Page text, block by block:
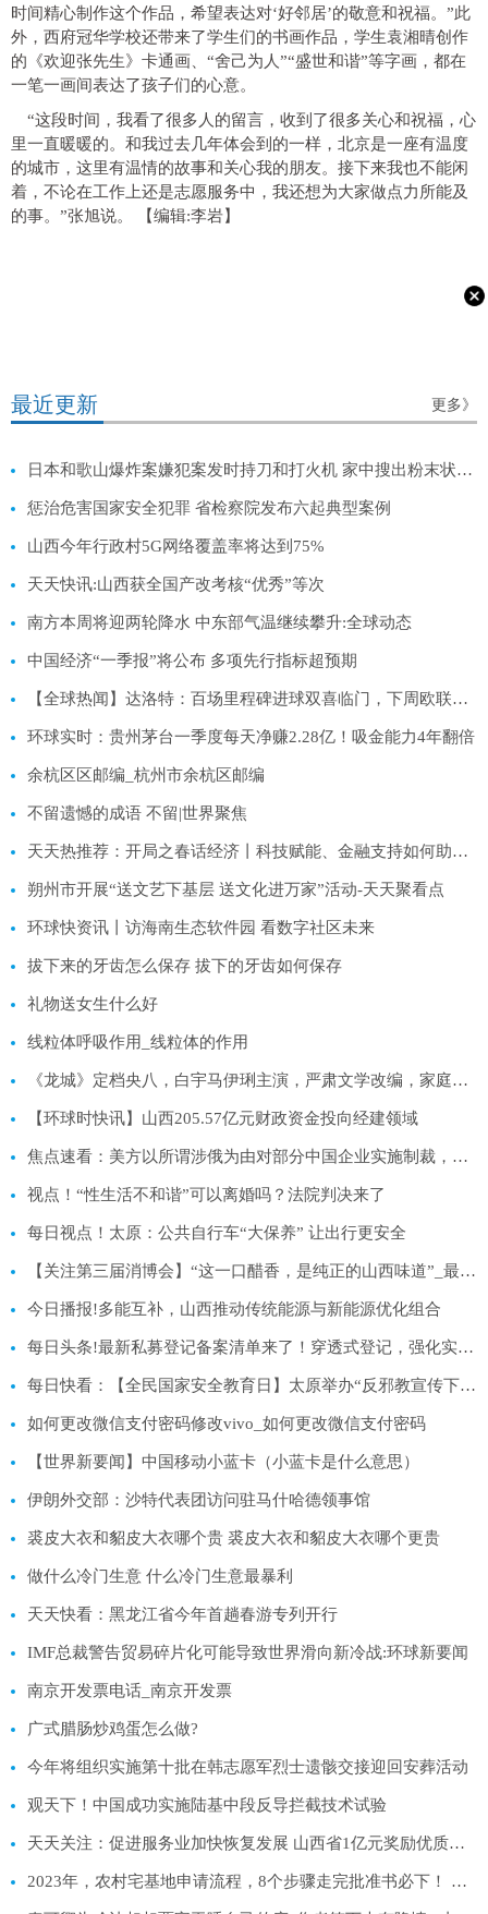
时间精心制作这个作品，希望表达对‘好邻居’的敬意和祝福。”此
外，西府冠华学校还带来了学生们的书画作品，学生袁湘晴创作
的《欢迎张先生》卡通画、“舍己为人”“盛世和谐”等字画，都在
一笔一画间表达了孩子们的心意。
“这段时间，我看了很多人的留言，收到了很多关心和祝福，心
里一直暖暖的。和我过去几年体会到的一样，北京是一座有温度
的城市，这里有温情的故事和关心我的朋友。接下来我也不能闲
着，不论在工作上还是志愿服务中，我还想为大家做点力所能及
的事。”张旭说。
【编辑:李岩】
最近更新 更多》
日本和歌山爆炸案嫌犯案发时持刀和打火机 家中搜出粉末状物体
惩治危害国家安全犯罪 省检察院发布六起典型案例
山西今年行政村5G网络覆盖率将达到75%
天天快讯:山西获全国产改考核“优秀”等次
南方本周将迎两轮降水 中东部气温继续攀升:全球动态
中国经济“一季报”将公布 多项先行指标超预期
【全球热闻】达洛特：百场里程碑进球双喜临门，下周欧联杯和足总杯要更进一步
环球实时：贵州茅台一季度每天净赚2.28亿！吸金能力4年翻倍
余杭区区邮编_杭州市余杭区邮编
不留遗憾的成语 不留|世界聚焦
天天热推荐：开局之春话经济丨科技赋能、金融支持如何助力粮食产能提升？
朔州市开展“送文艺下基层 送文化进万家”活动-天天聚看点
环球快资讯丨访海南生态软件园 看数字社区未来
拔下来的牙齿怎么保存 拔下的牙齿如何保存
礼物送女生什么好
线粒体呼吸作用_线粒体的作用
《龙城》定档央八，白宇马伊琍主演，严肃文学改编，家庭伦理剧
【环球时快讯】山西205.57亿元财政资金投向经建领域
焦点速看：美方以所谓涉俄为由对部分中国企业实施制裁，商务部回应
视点！“性生活不和谐”可以离婚吗？法院判决来了
每日视点！太原：公共自行车“大保养” 让出行更安全
【关注第三届消博会】“这一口醋香，是纯正的山西味道”_最资讯
今日播报!多能互补，山西推动传统能源与新能源优化组合
每日头条!最新私募登记备案清单来了！穿透式登记，强化实控人管理
每日快看：【全民国家安全教育日】太原举办“反邪教宣传下基层入乡村”主题活动
如何更改微信支付密码修改vivo_如何更改微信支付密码
【世界新要闻】中国移动小蓝卡（小蓝卡是什么意思）
伊朗外交部：沙特代表团访问驻马什哈德领事馆
裘皮大衣和貂皮大衣哪个贵 裘皮大衣和貂皮大衣哪个更贵
做什么冷门生意 什么冷门生意最暴利
天天快看：黑龙江省今年首趟春游专列开行
IMF总裁警告贸易碎片化可能导致世界滑向新冷战:环球新要闻
南京开发票电话_南京开发票
广式腊肠炒鸡蛋怎么做?
​今年将组织实施第十批在韩志愿军烈士遗骸交接迎回安葬活动
观天下！中国成功实施陆基中段反导拦截技术试验
天天关注：促进服务业加快恢复发展 山西省1亿元奖励优质零售企业
2023年，农村宅基地申请流程，8个步骤走完批准书必下！ 全球球精选